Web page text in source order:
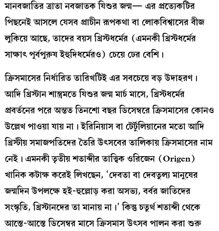
মানবজাতির ত্রাতা নবজাতক যিশুর জন্ম— এর প্রত্যেকটির
পিছনেই আসলে যেসব প্রাচীন রূপকথা বা লোকবিশ্বাসের বীজ
লুকিয়ে আছে, তাদের বয়স খ্রিস্টধর্মের (এমনকী খ্রিস্টধর্মের
সাক্ষাৎ পূর্বপুরুষ ইহুদিধর্মেরও) চেয়ে ঢের বেশি।
ক্রিসমাসের নির্ধারিত তারিখটিই এর সবচেয়ে বড় উদাহরণ।
আদি খ্রিস্টান শাস্ত্রমতে যিশুর জন্ম মার্চ মাসে, খ্রিস্টধর্মের
প্রবর্তনের পরে অন্তত তিনশো বছর ডিসেম্বরে ক্রিসমাসের কোনও
উল্লেখ পাওয়া যায় না। ইরিনিয়াস বা টের্টুলিয়ানের মতো আদি
খ্রিস্টীয় সমাজপতিদের তৈরি উৎসবের তালিকায় ক্রিসমাসের নাম
নেই। এমনকী তৃতীয় শতাব্দীর তাত্ত্বিক ওরিজেন (Origen)
খানিক কটাক্ষ করেই লিখছেন, ‘দেবতা বা দেবতুল্য মানুষের
জন্মদিন উপলক্ষে হই-হুল্লোড় করা অসভ্য, বর্বর জাতিদের
সংস্কৃতি, খ্রিস্টানদের তা মানায় না।’ কিন্তু চতুর্থ শতাব্দী থেকে
আস্তে-আস্তে ডিসেম্বর মাসে ক্রিসমাস উৎসব পালন করা শুরু